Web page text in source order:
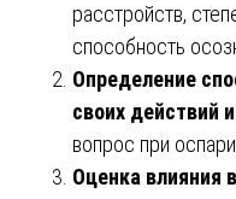
расстройств,
способность
Определение
своих действий
вопрос при
Оценка влияния